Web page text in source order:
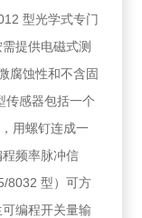
型光学式专门
提供电磁式测
腐蚀性和不含固
传感器包括一个
用螺钉连成一
频率脉冲信
8032 型）可方
编程开关量输